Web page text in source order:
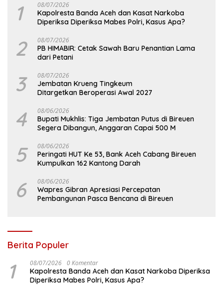
1 08/07/2026
Kapolresta Banda Aceh dan Kasat Narkoba
Diperiksa Diperiksa Mabes Polri, Kasus Apa?
2 08/07/2026
PB HIMABIR: Cetak Sawah Baru Penantian Lama
dari Petani
3 08/07/2026
Jembatan Krueng Tingkeum
Ditargetkan Beroperasi Awal 2027
4 08/06/2026
Bupati Mukhlis: Tiga Jembatan Putus di Bireuen
Segera Dibangun, Anggaran Capai 500 M
5 08/06/2026
Peringati HUT Ke 53, Bank Aceh Cabang Bireuen
Kumpulkan 162 Kantong Darah
6 08/06/2026
Wapres Gibran Apresiasi Percepatan
Pembangunan Pasca Bencana di Bireuen
Berita Populer
1 08/07/2026 0 Komentar
Kapolresta Banda Aceh dan Kasat Narkoba Diperiksa
Diperiksa Mabes Polri, Kasus Apa?